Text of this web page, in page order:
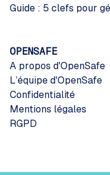
Guide : 5 clefs pour
OPENSAFE
A propos d'OpenSafe
L’équipe d'OpenSafe
Confidentialité
Mentions légales
RGPD